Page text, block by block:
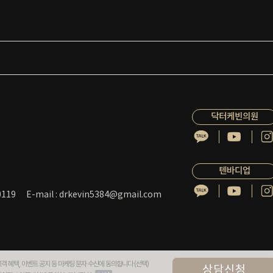
혜택, 이벤트 공지 등 마케팅 문자 수신에 동의합니다 (선택)
상담신청
닥터케빈의원
텐바디업
E-mail : drkevin5384@gmail.com